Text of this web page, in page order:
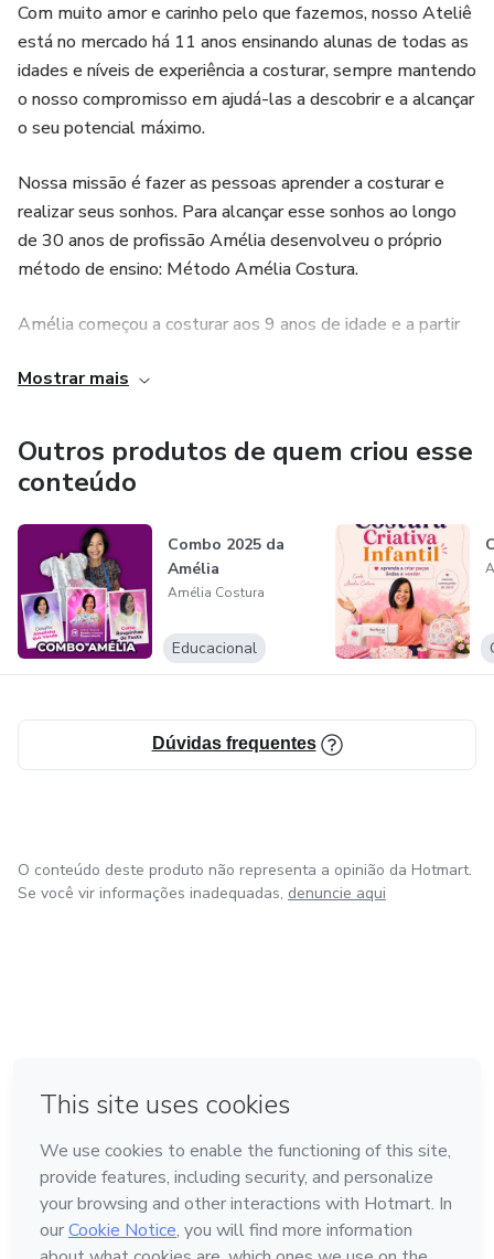
Com muito amor e carinho pelo que fazemos, nosso Ateliê
está no mercado há 11 anos ensinando alunas de todas as
idades e níveis de experiência a costurar, sempre mantendo
o nosso compromisso em ajudá-las a descobrir e a alcançar
o seu potencial máximo.
Nossa missão é fazer as pessoas aprender a costurar e
realizar seus sonhos. Para alcançar esse sonhos ao longo
de 30 anos de profissão Amélia desenvolveu o próprio
método de ensino: Método Amélia Costura.
Amélia começou a costurar aos 9 anos de idade e a partir
profissionalizando através de muitos de cursos.
Possui 40 anos de experiência com costura. Professora há
30 anos, pesquisadora na área da costura e criadora do
método e marca Amélia Costura.
Mostrar mais
Outros produtos de quem criou esse
conteúdo
Combo 2025 da
Amélia
Amélia Costura
Educacional
Dúvidas frequentes
O conteúdo deste produto não representa a opinião da Hotmart.
Se você vir informações inadequadas, denuncie aqui
Feito com ❤ em Bogotá
Conheça a Hotmart